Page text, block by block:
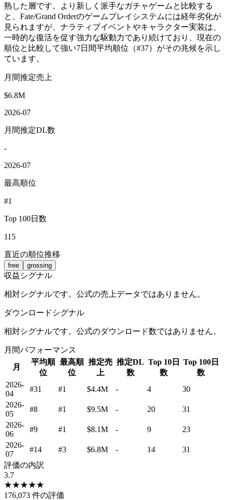
熟した層です。より新しく派手なガチャゲームと比較する
と、Fate/Grand Orderのゲームプレイシステムには経年劣化が
見られますが、ナラティブイベントやキャラクター実装は、
一時的な復活を促す強力な駆動力であり続けており、現在の
順位と比較して強い7日間平均順位（#37）がその兆候を示し
ています。
月間推定売上
$6.8M
2026-07
月間推定DL数
-
2026-07
最高順位
#1
Top 100日数
115
直近の順位推移
free grossing
収益シグナル
相対シグナルです。公式の売上データではありません。
ダウンロードシグナル
相対シグナルです。公式のダウンロード数ではありません。
月間パフォーマンス
月
平均順
位
最高順
位
推定売
上
推定DL
数
Top 10日
数
Top 100日
数
2026-
04
#31 #1 $4.4M - 4
30
2026-
05
#8 #1 $9.5M - 20
31
2026-
06
#9 #1 $8.1M - 9
23
2026-
07
#14 #3 $6.8M - 14
31
評価の内訳
3.7
★★★★★
176,073 件の評価